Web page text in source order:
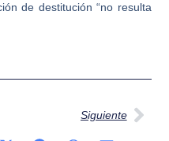
de destitución “no resulta
Siguiente